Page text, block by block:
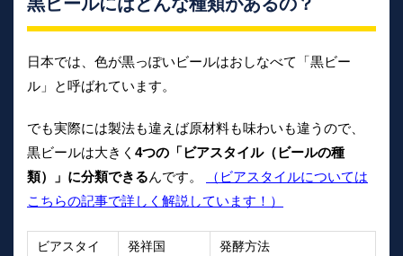
日本では、色が黒っぽいビールはおしなべて「黒ビー
ル」と呼ばれています。
でも実際には製法も違えば原材料も味わいも違うので、
黒ビールは大きく 4つの「ビアスタイル（ビールの種
類）」に分類できるんです。
（ビアスタイルについては
こちらの記事で詳しく解説しています！）
ビアスタイ
発祥国 発酵方法